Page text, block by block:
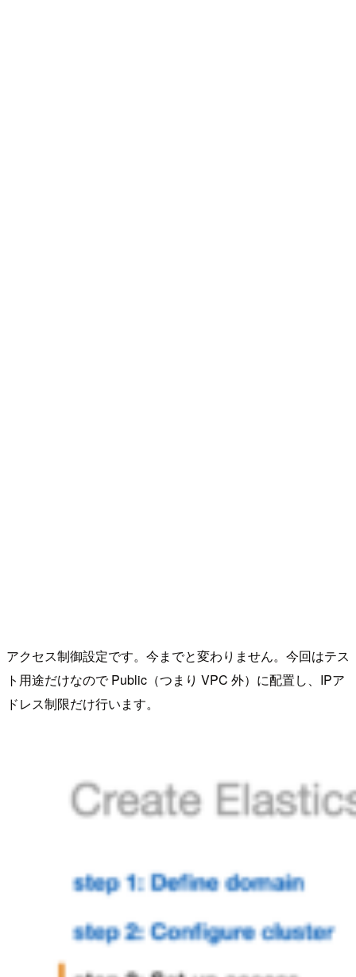
アクセス制御設定です。今までと変わりません。今回はテス
ト用途だけなので Public（つまり VPC 外）に配置し、IPア
ドレス制限だけ行います。